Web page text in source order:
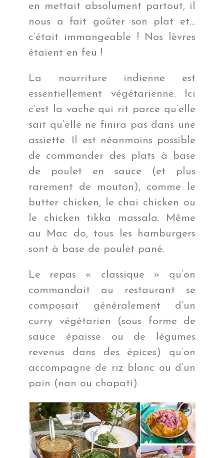
en mettait absolument partout, il
nous a fait goûter son plat et…
c’était immangeable ! Nos lèvres
étaient en feu !
La nourriture indienne est
essentiellement végétarienne. Ici
c’est la vache qui rit parce qu’elle
sait qu’elle ne finira pas dans une
assiette. Il est néanmoins possible
de commander des plats à base
de poulet en sauce (et plus
rarement de mouton), comme le
butter chicken, le chai chicken ou
le chicken tikka massala. Même
au Mac do, tous les hamburgers
sont à base de poulet pané.
Le repas « classique » qu’on
commandait au restaurant se
composait généralement d’un
curry végétarien (sous forme de
sauce épaisse ou de légumes
revenus dans des épices) qu’on
accompagne de riz blanc ou d’un
pain (nan ou chapati).